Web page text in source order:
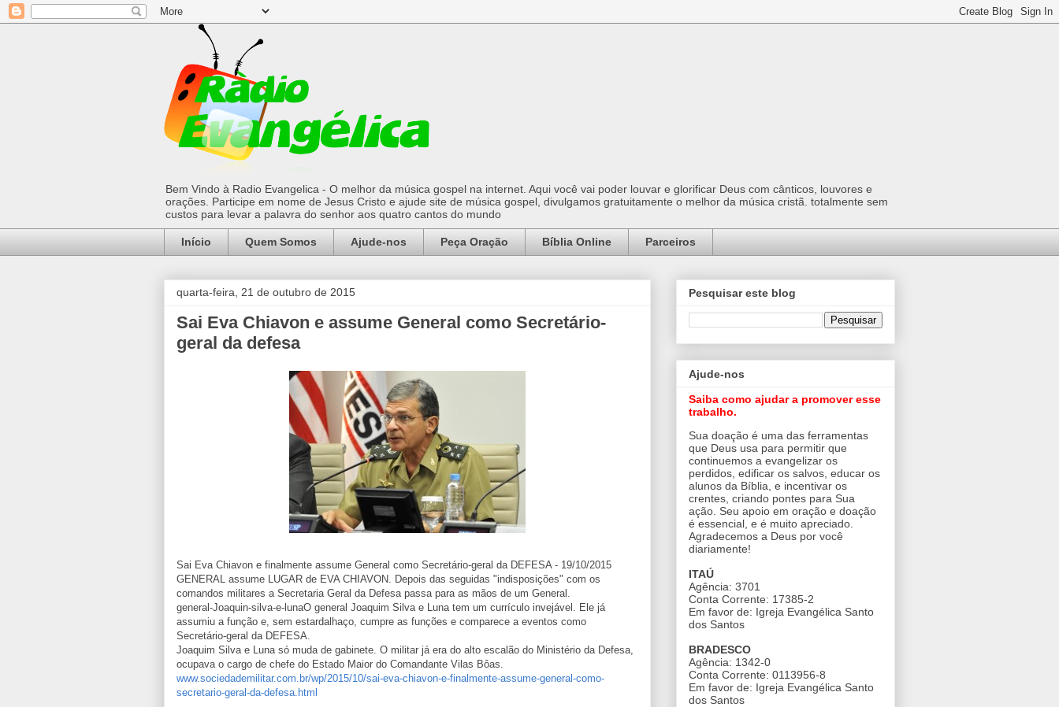
Bem Vindo à Radio Evangelica - O melhor da música gospel na internet. Aqui você vai poder louvar e glorificar Deus com cânticos, louvores e
orações. Participe em nome de Jesus Cristo e ajude site de música gospel, divulgamos gratuitamente o melhor da música cristã. totalmente sem
custos para levar a palavra do senhor aos quatro cantos do mundo
Início Quem Somos Ajude-nos Peça Oração Bíblia Online Parceiros
quarta-feira, 21 de outubro de 2015
Sai Eva Chiavon e assume General como Secretário-
geral da defesa
Sai Eva Chiavon e finalmente assume General como Secretário-geral da DEFESA - 19/10/2015
GENERAL assume LUGAR de EVA CHIAVON. Depois das seguidas "indisposições" com os
comandos militares a Secretaria Geral da Defesa passa para as mãos de um General.
general-Joaquin-silva-e-lunaO general Joaquim Silva e Luna tem um currículo invejável. Ele já
assumiu a função e, sem estardalhaço, cumpre as funções e comparece a eventos como
Secretário-geral da DEFESA.
Joaquim Silva e Luna só muda de gabinete. O militar já era do alto escalão do Ministério da Defesa,
ocupava o cargo de chefe do Estado Maior do Comandante Vilas Bôas.
www.sociedademilitar.com.br/wp/2015/10/sai-eva-chiavon-e-finalmente-assume-general-como-
secretario-geral-da-defesa.html
Pesquisar este blog
Ajude-nos
Saiba como ajudar a promover esse
trabalho.
Sua doação é uma das ferramentas
que Deus usa para permitir que
continuemos a evangelizar os
perdidos, edificar os salvos, educar os
alunos da Bíblia, e incentivar os
crentes, criando pontes para Sua
ação. Seu apoio em oração e doação
é essencial, e é muito apreciado.
Agradecemos a Deus por você
diariamente!
ITAÚ
Agência: 3701
Conta Corrente: 17385-2
Em favor de: Igreja Evangélica Santo
dos Santos
BRADESCO
Agência: 1342-0
Conta Corrente: 0113956-8
Em favor de: Igreja Evangélica Santo
dos Santos